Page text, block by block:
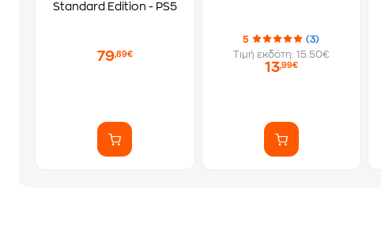
Standard Edition - PS5
79,89€
5
(3)
Τιμή εκδότη: 15.50€
13,99€